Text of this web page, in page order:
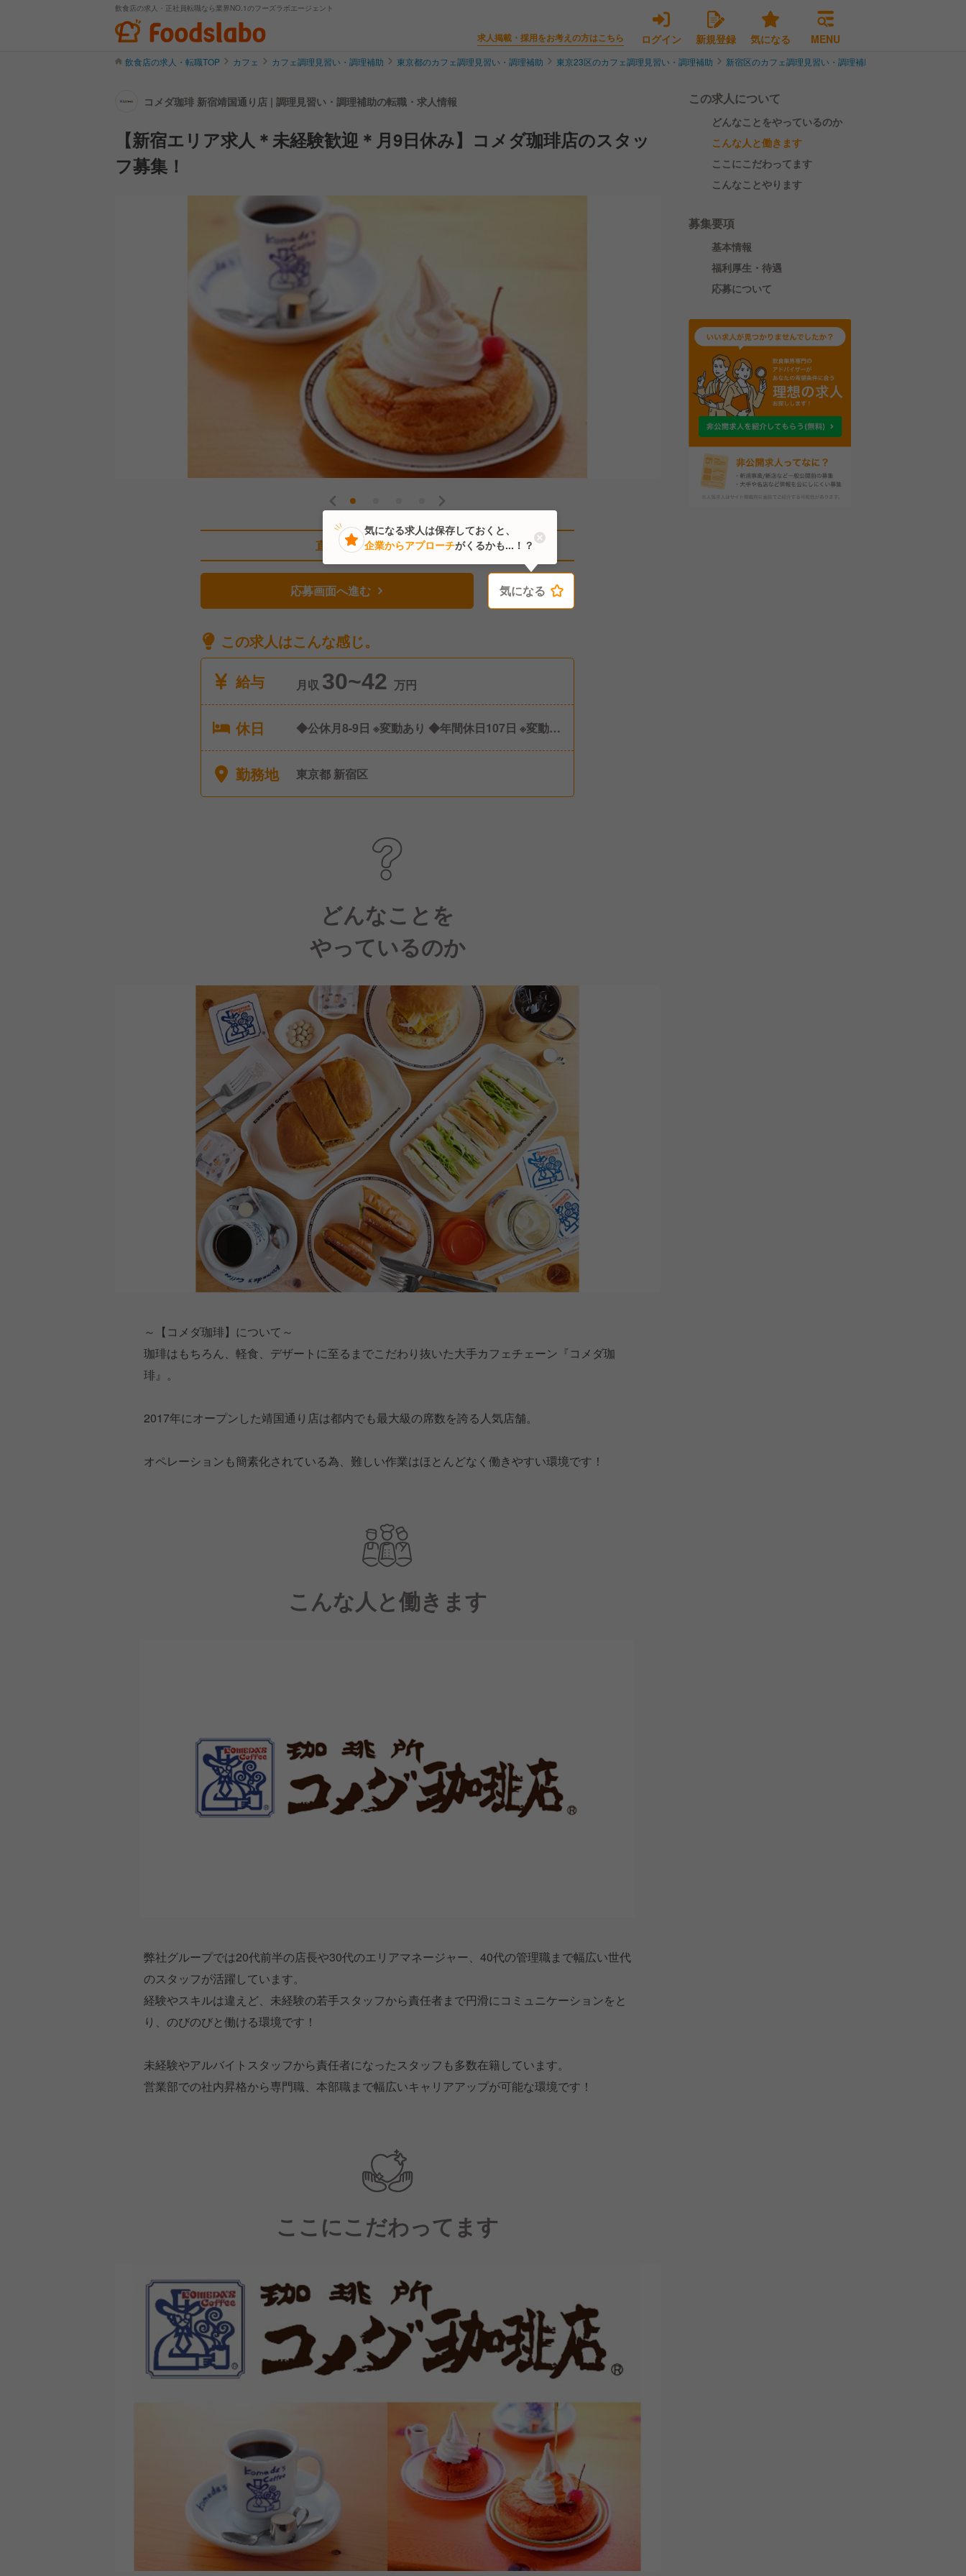
飲食店の求人・正社員転職なら業界NO.1のフーズラボエージェント
求人掲載・採用をお考えの方はこちら ログイン 新規登録 気になる MENU
飲食店の求人・転職TOP カフェ カフェ調理見習い・調理補助 東京都のカフェ調理見習い・調理補助 東京23区のカフェ調理見習い・調理補助 新宿区のカフェ調理見習い・調理補助
コメダ珈琲 新宿靖国通り店 | 調理見習い・調理補助の転職・求人情報
【新宿エリア求人＊未経験歓迎＊月9日休み】コメダ珈琲店のスタッ
フ募集！
直近2人がこの求人を検討中
応募画面へ進む 気になる
この求人はこんな感じ。
給与
月収 30~42 万円
休日
◆公休月8-9日 ※変動あり ◆年間休日107日 ※変動あ
勤務地 東京都 新宿区
どんなことを
やっているのか
～【コメダ珈琲】について～
珈琲はもちろん、軽食、デザートに至るまでこだわり抜いた大手カフェチェーン『コメダ珈
琲』。
2017年にオープンした靖国通り店は都内でも最大級の席数を誇る人気店舗。
オペレーションも簡素化されている為、難しい作業はほとんどなく働きやすい環境です！
こんな人と働きます
弊社グループでは20代前半の店長や30代のエリアマネージャー、40代の管理職まで幅広い世代
のスタッフが活躍しています。
経験やスキルは違えど、未経験の若手スタッフから責任者まで円滑にコミュニケーションをと
り、のびのびと働ける環境です！
未経験やアルバイトスタッフから責任者になったスタッフも多数在籍しています。
営業部での社内昇格から専門職、本部職まで幅広いキャリアアップが可能な環境です！
ここにこだわってます
この求人について
どんなことをやっているのか
こんな人と働きます
ここにこだわってます
こんなことやります
募集要項
基本情報
福利厚生・待遇
応募について
気になる
気になる求人は保存しておくと、
企業からアプローチがくるかも...！？